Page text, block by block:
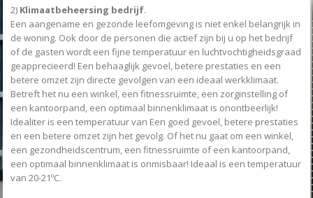
2) Klimaatbeheersing bedrijf.
Een aangename en gezonde leefomgeving is niet enkel belangrijk in
de woning. Ook door de personen die actief zijn bij u op het bedrijf
of de gasten wordt een fijne temperatuur en luchtvochtigheidsgraad
geapprecieerd! Een behaaglijk gevoel, betere prestaties en een
betere omzet zijn directe gevolgen van een ideaal werkklimaat.
Betreft het nu een winkel, een fitnessruimte, een zorginstelling of
een kantoorpand, een optimaal binnenklimaat is onontbeerlijk!
Idealiter is een temperatuur van Een goed gevoel, betere prestaties
en een betere omzet zijn het gevolg. Of het nu gaat om een winkel,
een gezondheidscentrum, een fitnessruimte of een kantoorpand,
een optimaal binnenklimaat is onmisbaar! Ideaal is een temperatuur
van 20-21ºC.